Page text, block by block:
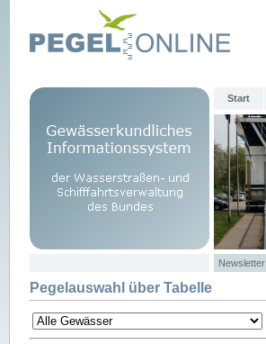
Start
Newsletter
Pegelauswahl über Tabelle